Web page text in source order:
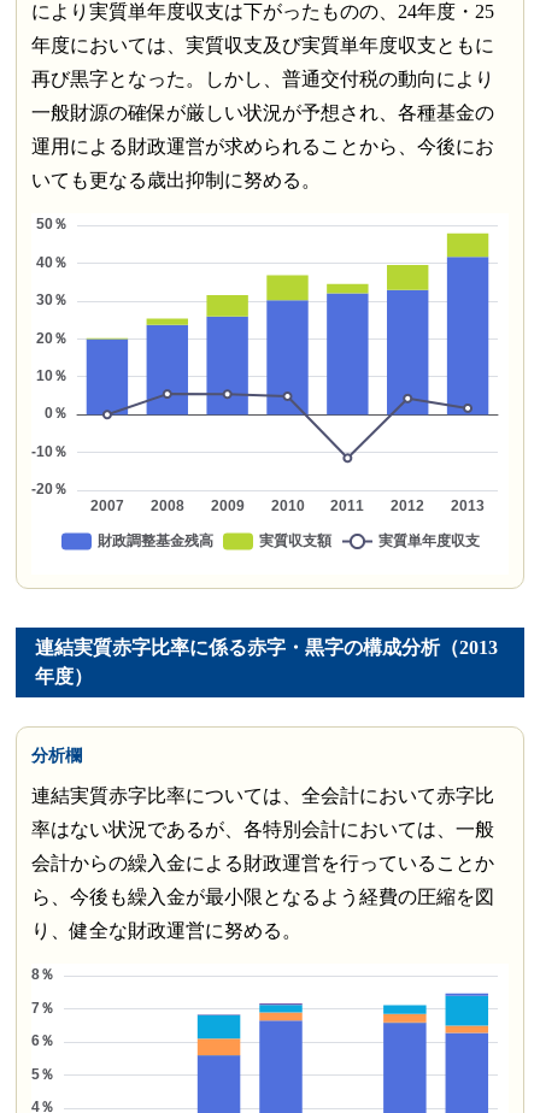
により実質単年度収支は下がったものの、24年度・25
年度においては、実質収支及び実質単年度収支ともに
再び黒字となった。しかし、普通交付税の動向により
一般財源の確保が厳しい状況が予想され、各種基金の
運用による財政運営が求められることから、今後にお
いても更なる歳出抑制に努める。
連結実質赤字比率に係る赤字・黒字の構成分析（2013
年度）
分析欄
連結実質赤字比率については、全会計において赤字比
率はない状況であるが、各特別会計においては、一般
会計からの繰入金による財政運営を行っていることか
ら、今後も繰入金が最小限となるよう経費の圧縮を図
り、健全な財政運営に努める。